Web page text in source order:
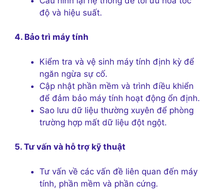
độ và hiệu suất.
4. Bảo trì máy tính
Kiểm tra và vệ sinh máy tính định kỳ để
ngăn ngừa sự cố.
Cập nhật phần mềm và trình điều khiển
để đảm bảo máy tính hoạt động ổn định.
Sao lưu dữ liệu thường xuyên để phòng
trường hợp mất dữ liệu đột ngột.
5. Tư vấn và hỗ trợ kỹ thuật
Tư vấn về các vấn đề liên quan đến máy
tính, phần mềm và phần cứng.